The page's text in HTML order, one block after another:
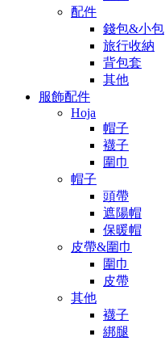
配件
錢包&小包
旅行收納
背包套
其他
服飾配件
Hoja
帽子
襪子
圍巾
帽子
頭帶
遮陽帽
保暖帽
皮帶&圍巾
圍巾
皮帶
其他
襪子
綁腿